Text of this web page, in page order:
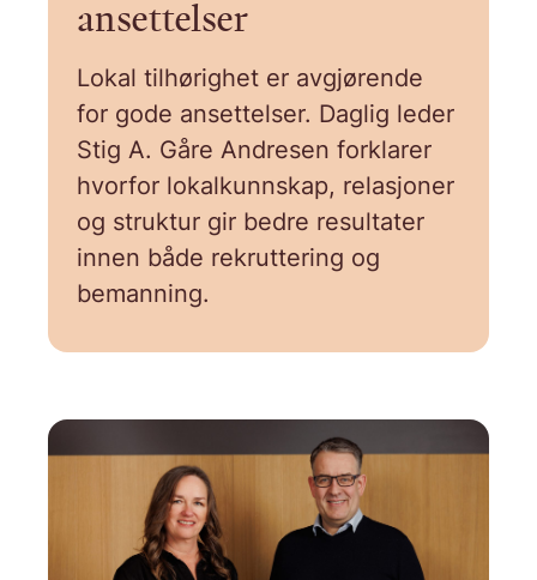
ansettelser
Lokal tilhørighet er avgjørende
for gode ansettelser. Daglig leder
Stig A. Gåre Andresen forklarer
hvorfor lokalkunnskap, relasjoner
og struktur gir bedre resultater
innen både rekruttering og
bemanning.